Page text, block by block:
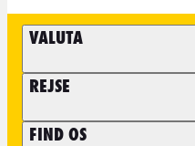
VALUTA
REJSE
FIND OS